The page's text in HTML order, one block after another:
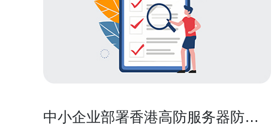
中小企业部署香港高防服务器防范